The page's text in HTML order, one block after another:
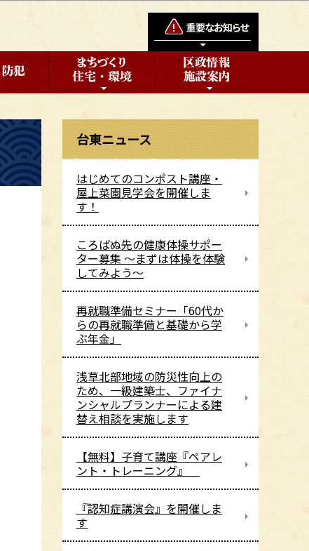
台東ニュース
はじめてのコンポスト講座・
屋上菜園見学会を開催しま
す！
ころばぬ先の健康体操サポー
ター募集 ～まずは体操を体験
してみよう～
再就職準備セミナー「60代か
らの再就職準備と基礎から学
ぶ年金」
浅草北部地域の防災性向上の
ため、一級建築士、ファイナ
ンシャルプランナーによる建
替え相談を実施します
【無料】子育て講座『ペアレ
ント・トレーニング』
『認知症講演会』を開催しま
す